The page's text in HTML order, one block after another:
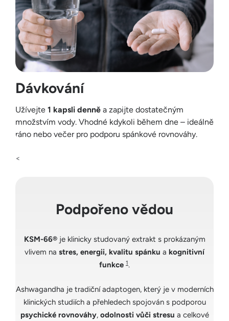
Dávkování
Užívejte 1 kapsli denně a zapijte dostatečným
množstvím vody. Vhodné kdykoli během dne – ideálně
ráno nebo večer pro podporu spánkové rovnováhy.
<
Podpořeno vědou
KSM-66®je klinicky studovaný extrakt s prokázaným
vlivem na stres, energii, kvalitu spánku a kognitivní
funkce 1.
Ashwagandha je tradiční adaptogen, který je v moderních
klinických studiích a přehledech spojován s podporou
psychické rovnováhy, odolnosti vůči stresu a celkové